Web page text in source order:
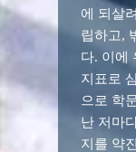
에 되살
립하고,
다. 이에
지표로
으로 학
난 저마
지를 약